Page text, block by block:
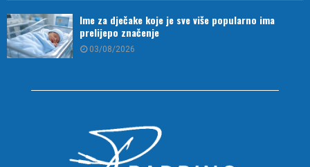
Ime za dječake koje je sve više popularno ima
prelijepo značenje
03/08/2026